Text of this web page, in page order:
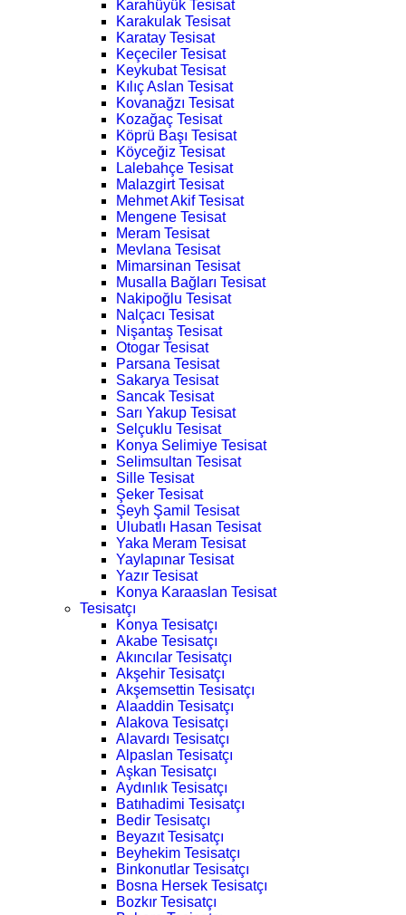
Karahüyük Tesisat
Karakulak Tesisat
Karatay Tesisat
Keçeciler Tesisat
Keykubat Tesisat
Kılıç Aslan Tesisat
Kovanağzı Tesisat
Kozağaç Tesisat
Köprü Başı Tesisat
Köyceğiz Tesisat
Lalebahçe Tesisat
Malazgirt Tesisat
Mehmet Akif Tesisat
Mengene Tesisat
Meram Tesisat
Mevlana Tesisat
Mimarsinan Tesisat
Musalla Bağları Tesisat
Nakipoğlu Tesisat
Nalçacı Tesisat
Nişantaş Tesisat
Otogar Tesisat
Parsana Tesisat
Sakarya Tesisat
Sancak Tesisat
Sarı Yakup Tesisat
Selçuklu Tesisat
Konya Selimiye Tesisat
Selimsultan Tesisat
Sille Tesisat
Şeker Tesisat
Şeyh Şamil Tesisat
Ulubatlı Hasan Tesisat
Yaka Meram Tesisat
Yaylapınar Tesisat
Yazır Tesisat
Konya Karaaslan Tesisat
Tesisatçı
Konya Tesisatçı
Akabe Tesisatçı
Akıncılar Tesisatçı
Akşehir Tesisatçı
Akşemsettin Tesisatçı
Alaaddin Tesisatçı
Alakova Tesisatçı
Alavardı Tesisatçı
Alpaslan Tesisatçı
Aşkan Tesisatçı
Aydınlık Tesisatçı
Batıhadimi Tesisatçı
Bedir Tesisatçı
Beyazıt Tesisatçı
Beyhekim Tesisatçı
Binkonutlar Tesisatçı
Bosna Hersek Tesisatçı
Bozkır Tesisatçı